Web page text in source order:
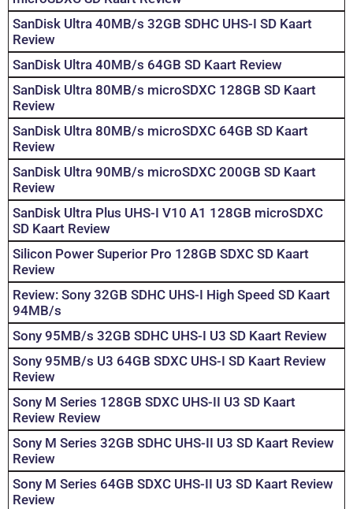
SanDisk Ultra 40MB/s 32GB SDHC UHS-I SD Kaart
Review
SanDisk Ultra 40MB/s 64GB SD Kaart Review
SanDisk Ultra 80MB/s microSDXC 128GB SD Kaart
Review
SanDisk Ultra 80MB/s microSDXC 64GB SD Kaart
Review
SanDisk Ultra 90MB/s microSDXC 200GB SD Kaart
Review
SanDisk Ultra Plus UHS-I V10 A1 128GB microSDXC
SD Kaart Review
Silicon Power Superior Pro 128GB SDXC SD Kaart
Review
Review: Sony 32GB SDHC UHS-I High Speed SD Kaart
94MB/s
Sony 95MB/s 32GB SDHC UHS-I U3 SD Kaart Review
Sony 95MB/s U3 64GB SDXC UHS-I SD Kaart Review
Review
Sony M Series 128GB SDXC UHS-II U3 SD Kaart
Review Review
Sony M Series 32GB SDHC UHS-II U3 SD Kaart Review
Review
Sony M Series 64GB SDXC UHS-II U3 SD Kaart Review
Review